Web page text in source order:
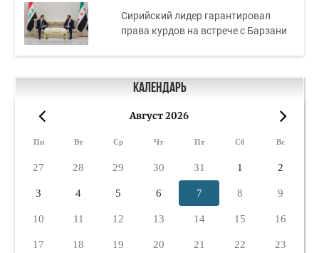
Сирийский лидер гарантировал
права курдов на встрече с Барзани
Календарь
Август 2026
Пн Вт Ср Чт Пт Сб Вс
27 28 29 30 31 1 2
3 4 5 6 7 8 9
10 11 12 13 14 15 16
17 18 19 20 21 22 23